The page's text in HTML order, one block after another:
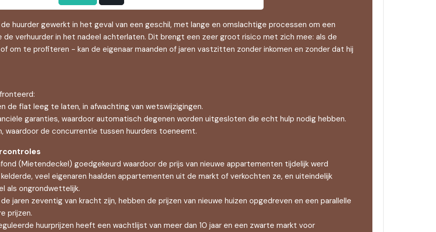
huurder gewerkt in het geval van een geschil, met lange en omslachtige processen om een
verhuurder in het nadeel achterlaten. Dit brengt een zeer groot risico met zich mee: als de
om te profiteren - kan de eigenaar maanden of jaren vastzitten zonder inkomen en zonder dat hij
de flat leeg te laten, in afwachting van wetswijzigingen.
garanties, waardoor automatisch degenen worden uitgesloten die echt hulp nodig hebben.
waardoor de concurrentie tussen huurders toeneemt.
(Mietendeckel) goedgekeurd waardoor de prijs van nieuwe appartementen tijdelijk werd
veel eigenaren haalden appartementen uit de markt of verkochten ze, en uiteindelijk
als ongrondwettelijk.
jaren zeventig van kracht zijn, hebben de prijzen van nieuwe huizen opgedreven en een parallelle
prijzen.
huurprijzen heeft een wachtlijst van meer dan 10 jaar en een zwarte markt voor